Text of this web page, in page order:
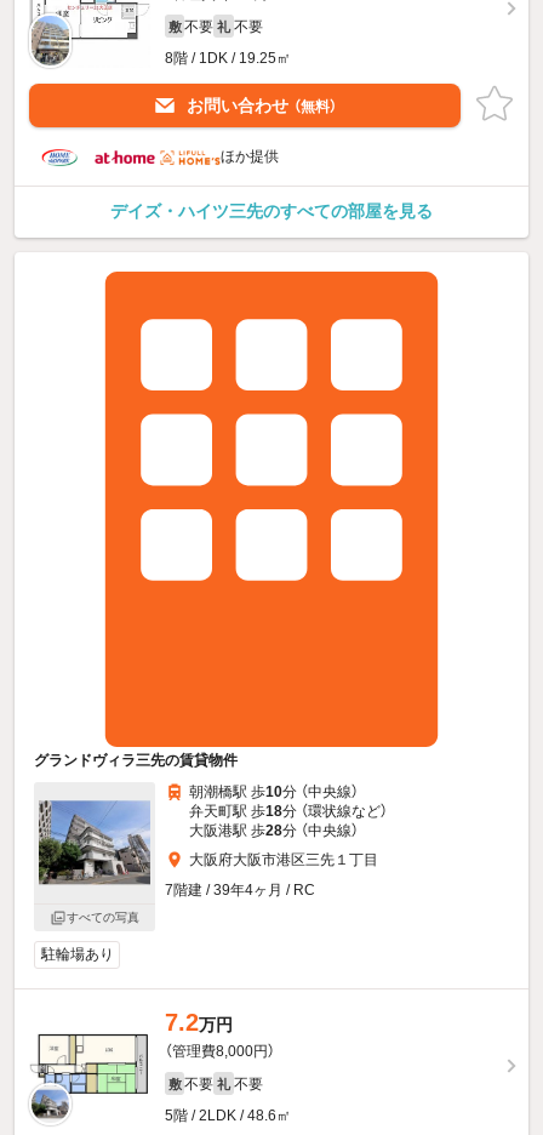
敷 不要 礼 不要
8階 / 1DK / 19.25㎡
お問い合わせ （無料）
ほか提供
デイズ・ハイツ三先のすべての部屋を見る
グランドヴィラ三先の賃貸物件
すべての写真
朝潮橋駅 歩10分 （中央線）
弁天町駅 歩18分 （環状線など）
大阪港駅 歩28分 （中央線）
大阪府大阪市港区三先１丁目
7階建 / 39年4ヶ月 / RC
駐輪場あり
7.2万円
（管理費8,000円）
敷 不要 礼 不要
5階 / 2LDK / 48.6㎡